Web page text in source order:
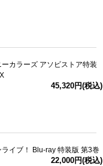
カラーズ アソビストア特装
45,320円(税込)
イブ！ Blu-ray 特装版 第3巻
22,000円(税込)